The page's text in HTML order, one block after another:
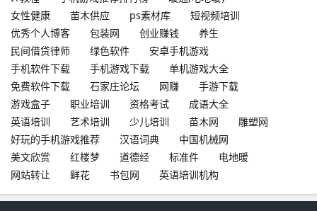
女性健康
苗木供应 ps素材库
短视频培训
优秀个人博客
包装网 创业赚钱
养生
民间借贷律师
绿色软件
安卓手机游戏
手机软件下载
手机游戏下载
单机游戏大全
免费软件下载
石家庄论坛 网赚
手游下载
游戏盒子
职业培训 资格考试
成语大全
英语培训
艺术培训 少儿培训 苗木网
雕塑网
好玩的手机游戏推荐
汉语词典
中国机械网
美文欣赏
红楼梦 道德经 标准件
电地暖
网站转让
鲜花 书包网 英语培训机构